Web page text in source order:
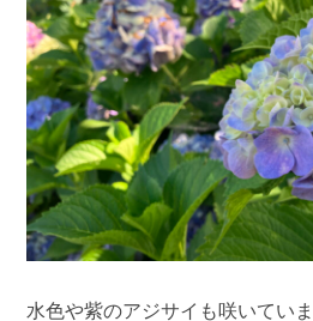
水色や紫のアジサイも咲いてい